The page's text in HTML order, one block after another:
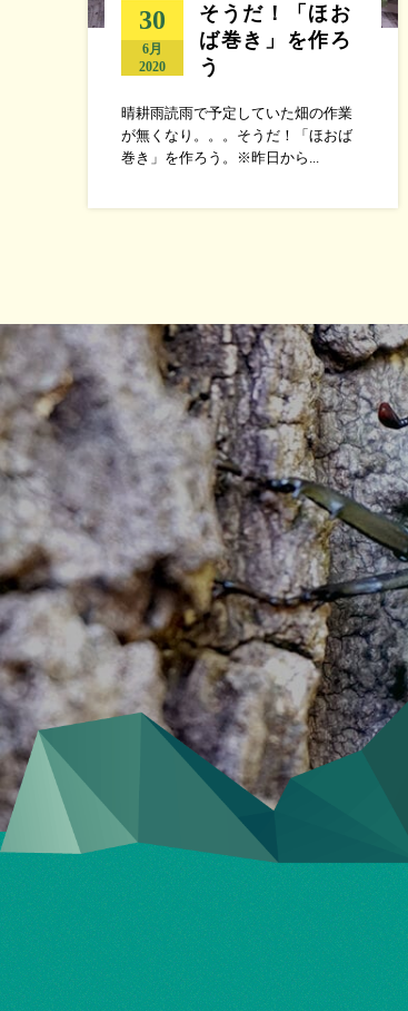
30
6月
2020
そうだ！「ほお
ば巻き」を作ろ
う
晴耕雨読雨で予定していた畑の作業
が無くなり。。。そうだ！「ほおば
巻き」を作ろう。※昨日から...